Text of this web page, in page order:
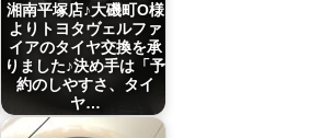
湘南平塚店♪大磯町O様
よりトヨタヴェルファ
イアのタイヤ交換を承
りました♪決め手は「予
約のしやすさ、タイ
ヤ…